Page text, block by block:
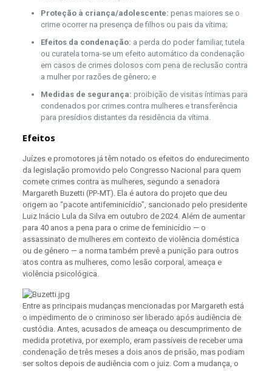
Proteção à criança/adolescente: penas maiores se o
crime ocorrer na presença de filhos ou pais da vítima;
Efeitos da condenação: a perda do poder familiar, tutela
ou curatela torna-se um efeito automático da condenação
em casos de crimes dolosos com pena de reclusão contra
a mulher por razões de gênero; e
Medidas de segurança: proibição de visitas íntimas para
condenados por crimes contra mulheres e transferência
para presídios distantes da residência da vítima.
Efeitos
Juízes e promotores já têm notado os efeitos do endurecimento
da legislação promovido pelo Congresso Nacional para quem
comete crimes contra as mulheres, segundo a senadora
Margareth Buzetti (PP-MT). Ela é autora do projeto que deu
origem ao “pacote antifeminicídio”, sancionado pelo presidente
Luiz Inácio Lula da Silva em outubro de 2024. Além de aumentar
para 40 anos a pena para o crime de feminicídio — o
assassinato de mulheres em contexto de violência doméstica
ou de gênero — a norma também prevê a punição para outros
atos contra as mulheres, como lesão corporal, ameaça e
violência psicológica.
Entre as principais mudanças mencionadas por Margareth está
o impedimento de o criminoso ser liberado após audiência de
custódia. Antes, acusados de ameaça ou descumprimento de
medida protetiva, por exemplo, eram passíveis de receber uma
condenação de três meses a dois anos de prisão, mas podiam
ser soltos depois de audiência com o juiz. Com a mudança, o